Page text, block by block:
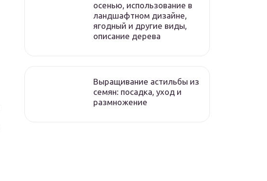
осенью, использование в
ландшафтном дизайне,
ягодный и другие виды,
описание дерева
Выращивание астильбы из
семян: посадка, уход и
размножение